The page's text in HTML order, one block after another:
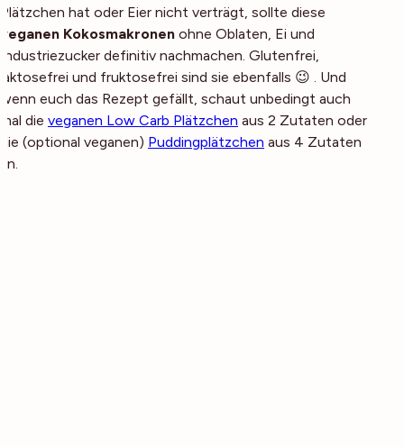
Plätzchen hat oder Eier nicht verträgt, sollte diese
veganen Kokosmakronen ohne Oblaten, Ei und
Industriezucker definitiv nachmachen. Glutenfrei,
laktosefrei und fruktosefrei sind sie ebenfalls 😉 . Und
wenn euch das Rezept gefällt, schaut unbedingt auch
mal die veganen Low Carb Plätzchen aus 2 Zutaten oder
die (optional veganen) Puddingplätzchen aus 4 Zutaten
an.